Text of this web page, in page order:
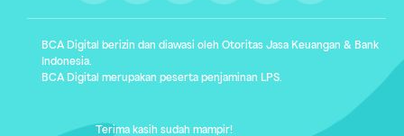
BCA Digital berizin dan diawasi oleh Otoritas Jasa Keuangan & Bank
Indonesia.
BCA Digital merupakan peserta penjaminan LPS.
Terima kasih sudah mampir!